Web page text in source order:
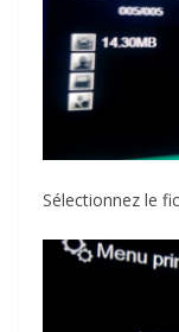
Sélectionnez le